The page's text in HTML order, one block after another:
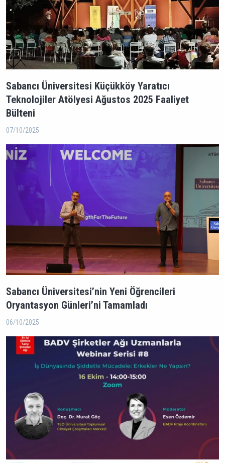
Sabancı Üniversitesi Küçükköy Yaratıcı
Teknolojiler Atölyesi Ağustos 2025 Faaliyet
Bülteni
07/10/2025
Sabancı Üniversitesi’nin Yeni Öğrencileri
Oryantasyon Günleri’ni Tamamladı
06/10/2025